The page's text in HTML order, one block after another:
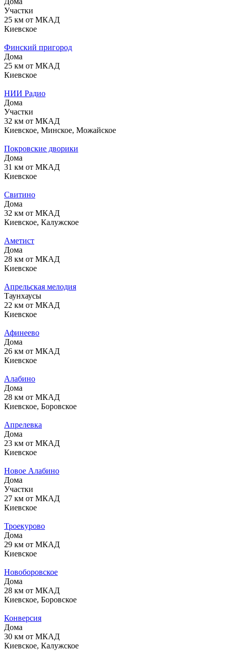
Участки
25 км от МКАД
Киевское
Финский пригород
Дома
25 км от МКАД
Киевское
НИИ Радио
Дома
Участки
32 км от МКАД
Киевское, Минское, Можайское
Покровские дворики
Дома
31 км от МКАД
Киевское
Свитино
Дома
32 км от МКАД
Киевское, Калужское
Аметист
Дома
28 км от МКАД
Киевское
Апрельская мелодия
Таунхаусы
22 км от МКАД
Киевское
Афинеево
Дома
26 км от МКАД
Киевское
Алабино
Дома
28 км от МКАД
Киевское, Боровское
Апрелевка
Дома
23 км от МКАД
Киевское
Новое Алабино
Дома
Участки
27 км от МКАД
Киевское
Троекурово
Дома
29 км от МКАД
Киевское
Новоборовское
Дома
28 км от МКАД
Киевское, Боровское
Конверсия
Дома
30 км от МКАД
Киевское, Калужское